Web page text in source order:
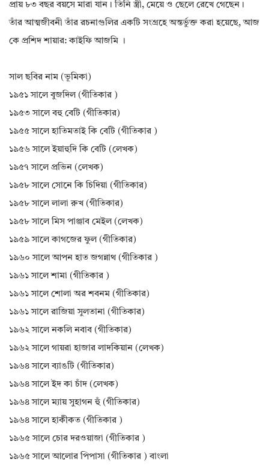
প্রায় ৮৩ বছর বয়সে মারা যান। তিনি স্ত্রী, মেয়ে ও ছেলে রেখে গেছেন।
তাঁর আত্মজীবনী তাঁর রচনাগুলির একটি সংগ্রহে অন্তর্ভুক্ত করা হয়েছে, আজ
কে প্রশিদ শায়ার: কাইফি আজমি ।
সাল ছবির নাম (ভূমিকা)
১৯৫১ সালে বুজদিল (গীতিকার )
১৯৫৩ সালে বহু বেটি (গীতিকার)
১৯৫৫ সালে হাতিমতাই কি বেটি (গীতিকার )
১৯৫৬ সালে ইয়াহুদি কি বেটি (লেখক)
১৯৫৭ সালে প্রভিন (লেখক)
১৯৫৮ সালে সোনে কি চিদিয়া (গীতিকার)
১৯৫৮ সালে লালা রুখ (গীতিকার)
১৯৫৮ সালে মিস পাঞ্জাব মেইল (লেখক)
১৯৫৯ সালে কাগজের ফুল (গীতিকার)
১৯৬০ সালে আপন হাত জগন্নাথ (গীতিকার )
১৯৬১ সালে শামা (গীতিকার )
১৯৬১ সালে শোলা অর শবনম (গীতিকার)
১৯৬১ সালে রাজিয়া সুলতানা (গীতিকার)
১৯৬২ সালে নকলি নবাব (গীতিকার)
১৯৬২ সালে গায়রা হাজার লাদকিয়ান (লেখক)
১৯৬৪ সালে ব্যাঙটি (গীতিকার)
১৯৬৪ সালে ইদ কা চাঁদ (লেখক)
১৯৬৪ সালে ম্যায় সুহাগন হুঁ (গীতিকার)
১৯৬৪ সালে হাকীকত (গীতিকার )
১৯৬৫ সালে চোর দরওয়াজা (গীতিকার )
১৯৬৫ সালে আলোর পিপাসা (গীতিকার ) বাংলা